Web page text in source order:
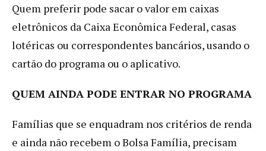
Quem preferir pode sacar o valor em caixas
eletrônicos da Caixa Econômica Federal, casas
lotéricas ou correspondentes bancários, usando o
cartão do programa ou o aplicativo.
QUEM AINDA PODE ENTRAR NO PROGRAMA
Famílias que se enquadram nos critérios de renda
e ainda não recebem o Bolsa Família, precisam